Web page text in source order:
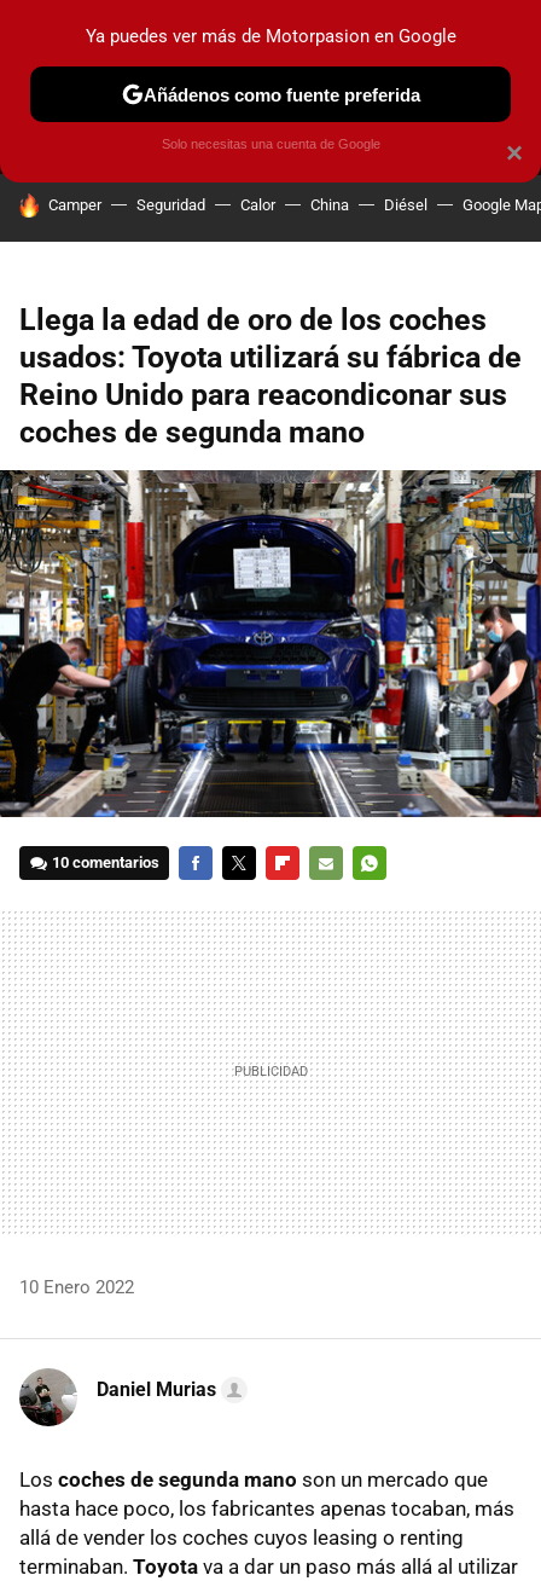
MENÚ NUEVO
COCHES ELÉCTRICOS OBSERVATORIO
HOY SE HABLA DE
Camper Seguridad Calor China Diésel Google
Llega la edad de oro de los coches
usados: Toyota utilizará su fábrica de
Reino Unido para reacondiconar sus
coches de segunda mano
10 comentarios
MAIL
10 Enero 2022
Daniel Murias
Los coches de segunda mano son un mercado que
hasta hace poco, los fabricantes apenas tocaban, más
allá de vender los coches cuyos leasing o renting
terminaban. Toyota va a dar un paso más allá al utilizar
×
Ya puedes ver más de Motorpasion en Google
Añádenos como fuente preferida
Solo necesitas una cuenta de Google